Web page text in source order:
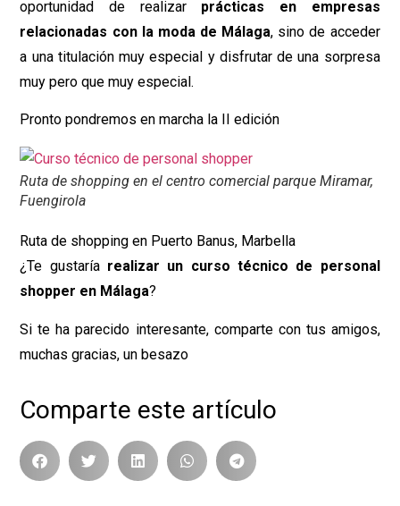
oportunidad de realizar prácticas en empresas
relacionadas con la moda de Málaga, sino de acceder
a una titulación muy especial y disfrutar de una sorpresa
muy pero que muy especial.
Pronto pondremos en marcha la II edición
Ruta de shopping en el centro comercial parque Miramar,
Fuengirola
Ruta de shopping en Puerto Banus, Marbella
¿Te gustaría realizar un curso técnico de personal
shopper en Málaga?
Si te ha parecido interesante, comparte con tus amigos,
muchas gracias, un besazo
Comparte este artículo